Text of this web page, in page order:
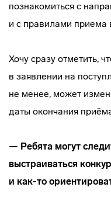
познакомиться с
и с правилами приема
Хочу сразу отметить,
в заявлении на
не менее, может
даты окончания
— Ребята могут
выстраиваться
и как-то